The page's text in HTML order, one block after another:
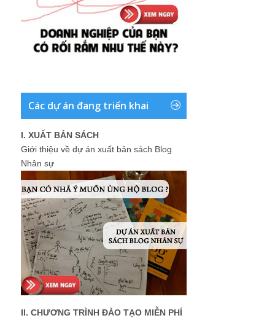
Các dự án đang triển khai
I. XUẤT BẢN SÁCH
Giới thiệu về dự án xuất bản sách Blog
Nhân sự
II. CHƯƠNG TRÌNH ĐÀO TẠO MIỄN PHÍ